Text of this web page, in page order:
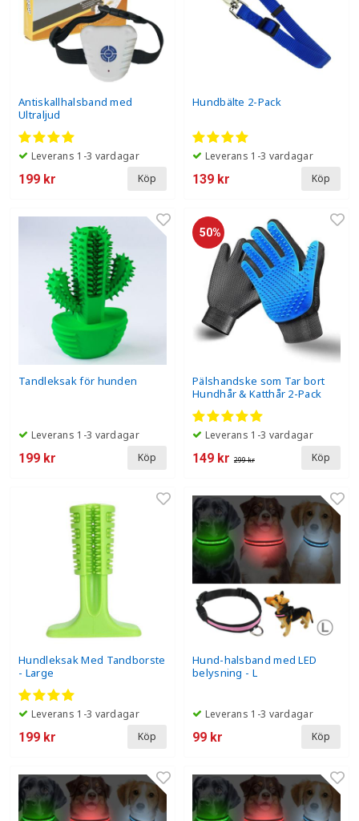
Antiskallhalsband med
Ultraljud
Leverans 1-3 vardagar
199 kr Köp
Hundbälte 2-Pack
Leverans 1-3 vardagar
139 kr Köp
Tandleksak för hunden
Leverans 1-3 vardagar
199 kr Köp
50%
Pälshandske som Tar bort
Hundhår & Katthår 2-Pack
Leverans 1-3 vardagar
149 kr 299 kr Köp
Hundleksak Med Tandborste
- Large
Leverans 1-3 vardagar
199 kr Köp
Hund-halsband med LED
belysning - L
Leverans 1-3 vardagar
99 kr Köp